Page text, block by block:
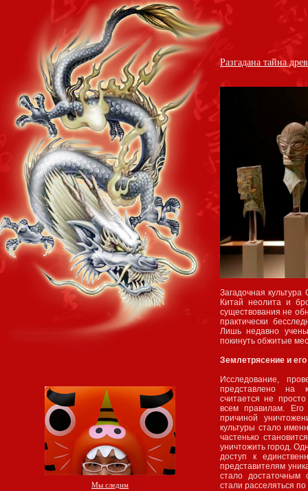
Мы следим
Разгадана тайна
Загадочная
Китай неолита и
существования не
практически
Лишь недавно
покинуть обжитые
Землетрясение и
Исследование,
представлено на
считается не
всем правилам. Его
причиной
культуры стало
частенько
уничтожить город.
доступ к
представителям
стало достаточным
стали расселяться